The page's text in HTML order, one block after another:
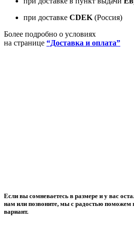
при доставке CDEK (Россия)
Более подробно о условиях
на странице “Доставка и оплата”
Если вы сомневаетесь в размере и у вас
нам или позвоните, мы с радостью поможем
вариант.